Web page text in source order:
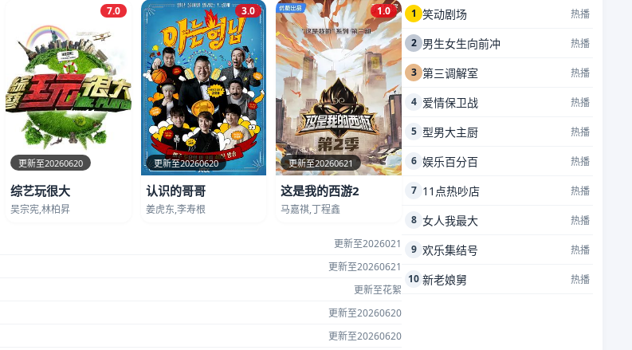
更新至20260620
7.0
综艺玩很大
吴宗宪,林柏昇
更新至20260620
3.0
认识的哥哥
姜虎东,李寿根
更新至20260621
1.0
这是我的西游2
马嘉祺,丁程鑫
更新至2026021
更新至20260621
更新至花絮
更新至20260620
更新至20260620
1 笑动剧场 热播
2 男生女生向前冲 热播
3 第三调解室 热播
4 爱情保卫战 热播
5 型男大主厨 热播
6 娱乐百分百 热播
7 11点热吵店 热播
8 女人我最大 热播
9 欢乐集结号 热播
10 新老娘舅 热播